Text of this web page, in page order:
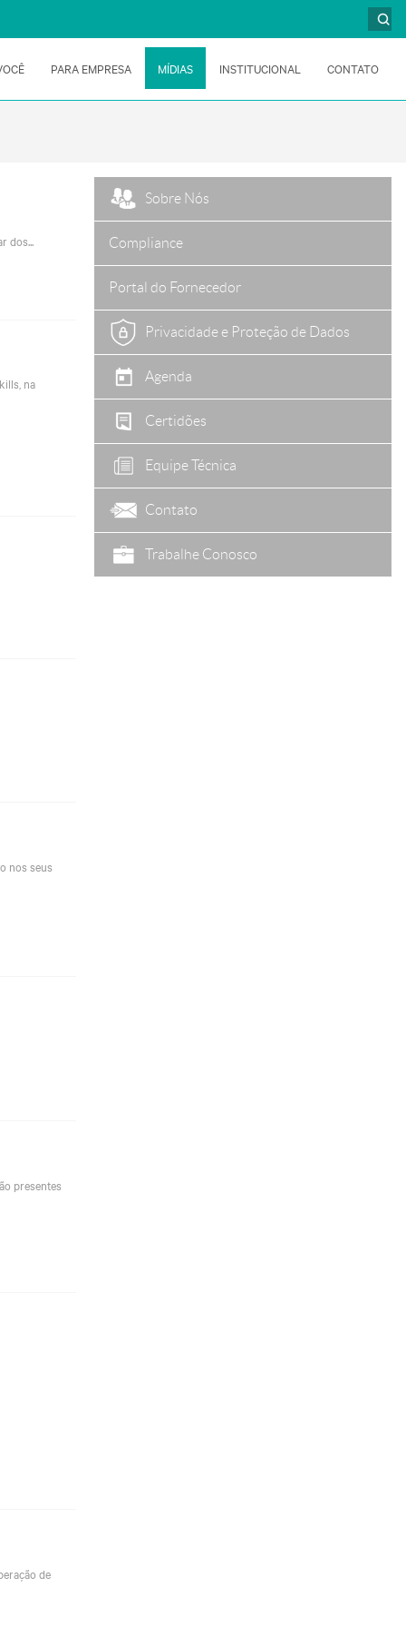
PARA EMPRESA MÍDIAS INSTITUCIONAL CONTATO
dos...
na
nos seus
presentes
de
Sobre Nós
Compliance
Portal do Fornecedor
Privacidade e Proteção de Dados
Agenda
Certidões
Equipe Técnica
Contato
Trabalhe Conosco